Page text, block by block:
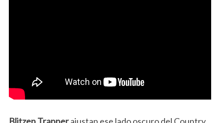
Blitzen Trapperajustan ese lado oscuro del Country